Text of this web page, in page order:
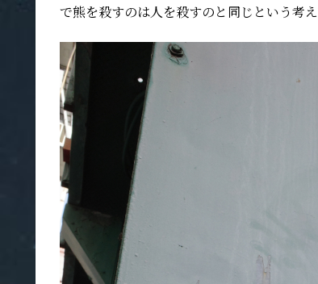
で熊を殺すのは人を殺すのと同じという考